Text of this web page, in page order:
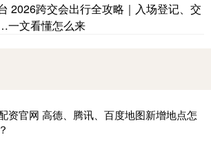
2026跨交会出行全攻略｜入场登记、交
一文看懂怎么来
资官网 高德、腾讯、百度地图新增地点怎